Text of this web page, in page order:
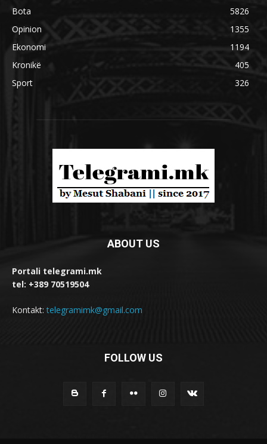
Bota
5826
Opinion
1355
Ekonomi
1194
Kronikë
405
Sport
326
ABOUT US
Portali telegrami.mk
tel: +389 70519504
Kontakt:telegramimk@gmail.com
FOLLOW US